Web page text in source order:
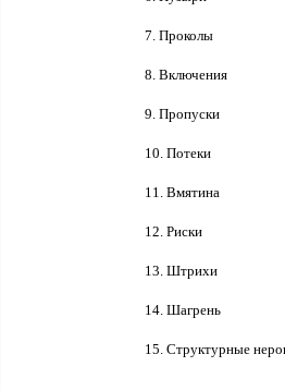
7. Проколы
8. Включения
9. Пропуски
10. Потеки
11. Вмятина
12. Риски
13. Штрихи
14. Шагрень
15. Структурные